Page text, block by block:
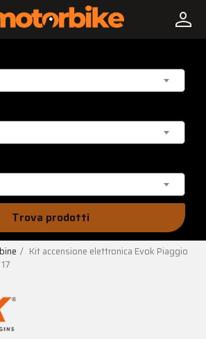
person
Trova prodotti
Kit accensione elettronica Evok Piaggio